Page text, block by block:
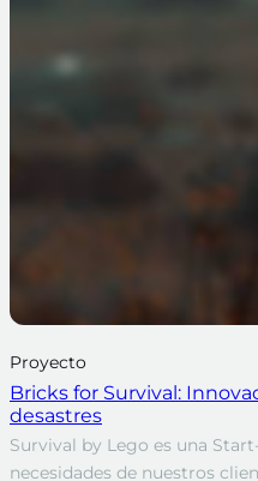
Proyecto
Bricks for Survival:
desastres
Survival by Lego es una
necesidades de nuestros